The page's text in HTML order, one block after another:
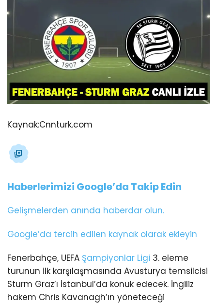
Kaynak:Cnnturk.com
Haberlerimizi Google’da Takip Edin
Gelişmelerden anında haberdar olun.
Google’da tercih edilen kaynak olarak ekleyin
Fenerbahçe, UEFA Şampiyonlar Ligi 3. eleme
turunun ilk karşılaşmasında Avusturya temsilcisi
Sturm Graz’ı İstanbul’da konuk edecek. İngiliz
hakem Chris Kavanagh’ın yöneteceği